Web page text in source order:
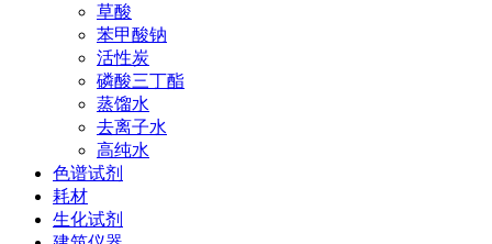
草酸
苯甲酸钠
活性炭
磷酸三丁酯
蒸馏水
去离子水
高纯水
色谱试剂
耗材
生化试剂